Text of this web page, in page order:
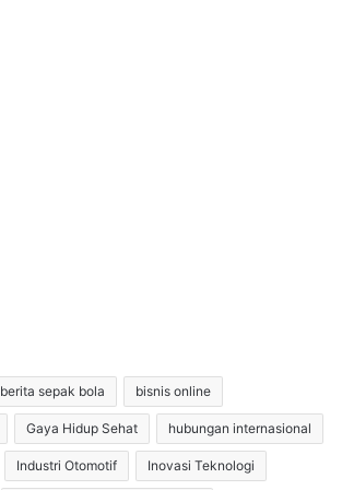
berita sepak bola bisnis online
Gaya Hidup Sehat hubungan internasional
Industri Otomotif Inovasi Teknologi